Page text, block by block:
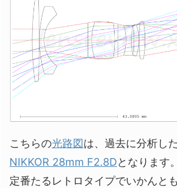
こちらの光路図は、過去に分析した
NIKKOR 28mm F2.8Dとなります
定番たるレトロタイプでいかんと